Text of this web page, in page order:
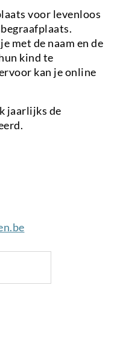
voor levenloos
met de naam en de
kind te
kan je online
jaarlijks de